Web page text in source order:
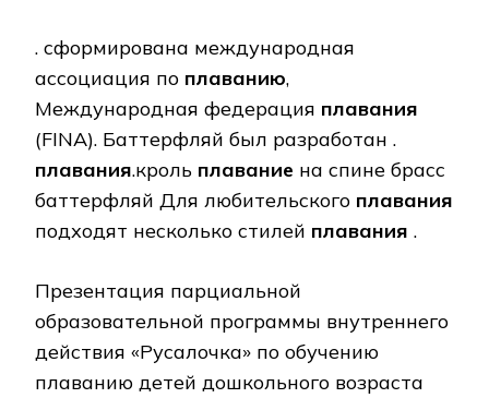
. сформирована международная
ассоциация по плаванию,
Международная федерация плавания
(FINA). Баттерфляй был разработан .
плавания.кроль плавание на спине брасс
баттерфляй Для любительского плавания
подходят несколько стилей плавания .
Презентация парциальной
образовательной программы внутреннего
действия «Русалочка» по обучению
плаванию детей дошкольного возраста